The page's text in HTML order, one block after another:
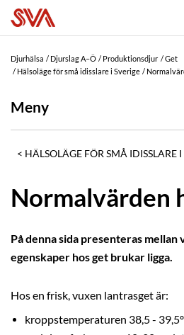
Djurhälsa Djurslag A–Ö Produktionsdjur
Get
Hälsoläge för små idisslare i Sverige
Meny
HÄLSOLÄGE FÖR SMÅ IDISSLARE I
Normalvärden
På denna sida presenteras
egenskaper hos get brukar ligga.
Hos en frisk, vuxen lantrasget är:
kroppstemperaturen 38,5 -